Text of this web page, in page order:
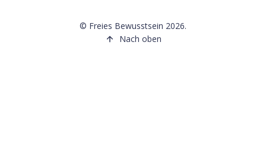
© Freies Bewusstsein 2026.
Nach oben